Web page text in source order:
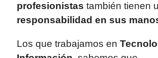
profesionistas también tienen
responsabilidad en sus
Los que trabajamos en